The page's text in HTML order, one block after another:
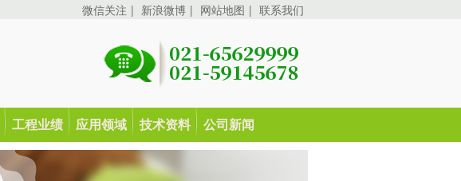
微信关注 | 新浪微博 | 网站地图 | 联系我们
工程业绩 应用领域 技术资料 公司新闻